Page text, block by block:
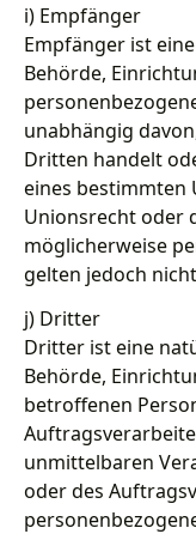
i) Empfänger
Empfänger ist
Behörde,
unabhängig
Dritten handelt
eines bestimmten
Unionsrecht oder
möglicherweise
gelten jedoch
j) Dritter
Dritter ist eine
Behörde,
betroffenen
unmittelbaren
oder des